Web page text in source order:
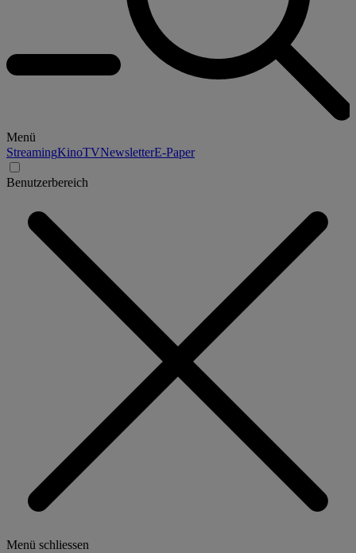
Menü
StreamingKinoTVNewsletterE-Paper
Benutzerbereich
Menü schliessen